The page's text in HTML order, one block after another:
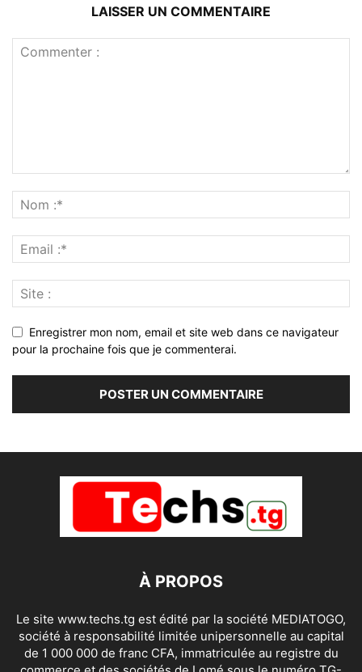
LAISSER UN COMMENTAIRE
Enregistrer mon nom, email et site web dans ce navigateur
pour la prochaine fois que je commenterai.
À PROPOS
Le site www.techs.tg est édité par la société MEDIATOGO,
société à responsabilité limitée unipersonnelle au capital
de 1 000 000 de franc CFA, immatriculée au registre du